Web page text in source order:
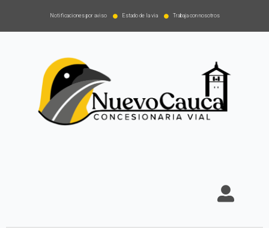
Notificaciones por aviso Estado de la via Trabaja con nosotros